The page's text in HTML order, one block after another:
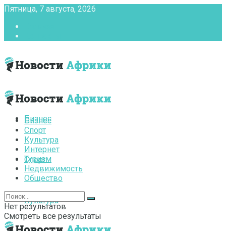
Пятница, 7 августа, 2026
Бизнес
Спорт
Культура
Бизнес
Спорт
Культура
Интернет
Туризм
Недвижимость
Общество
Нет результатов
Смотреть все результаты